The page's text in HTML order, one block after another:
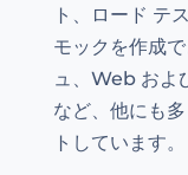
ト、ロード テ
モックを作成
ュ、Web およ
など、他にも
トしています。